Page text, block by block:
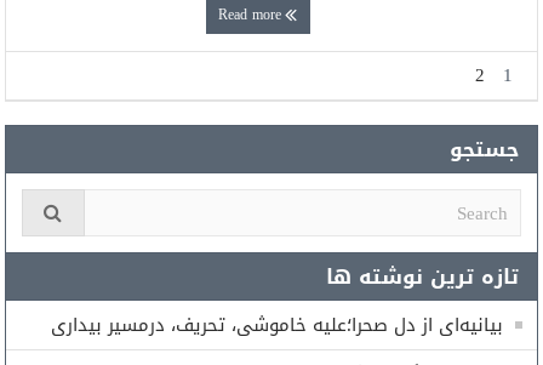
Read more
1
2
جستجو
تازه ترین نوشته ها
بیانیه‌ای از دل صحرا؛علیه خاموشی، تحریف، درمسیر بیداری